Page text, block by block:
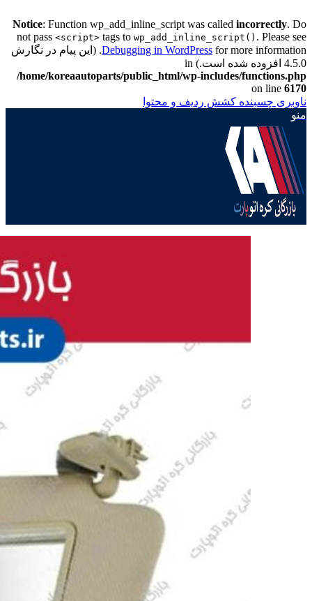
Notice: Function wp_add_inline_script was called incorrectly. Do
not pass <script> tags to wp_add_inline_script() . Please see
Debugging in WordPressfor more information. (این پیام در نگارش
4.5.0 افزوده شده است.) in
/home/koreaautoparts/public_html/wp-includes/functions.php
on line 6170
ناوبری چسبنده کشش ردیف و محتوا
منو